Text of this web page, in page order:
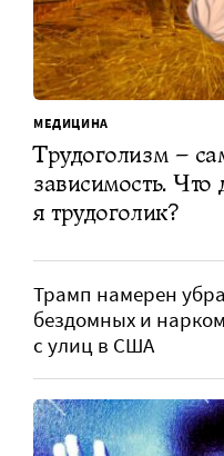
МЕДИЦИНА
Трудоголизм –
зависимость. Что
я трудоголик?
Трамп намерен
бездомных и
с улиц в США